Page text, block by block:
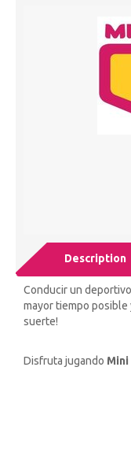
Description
Conducir un
mayor tiempo posible
suerte!
Disfruta jugando Mini